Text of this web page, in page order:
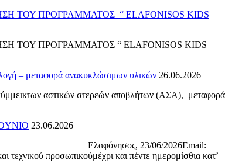
ΤΟΥ ΠΡΟΓΡΑΜΜΑΤΟΣ “ ELAFONISOS KIDS
ΤΟΥ ΠΡΟΓΡΑΜΜΑΤΟΣ “ ELAFONISOS KIDS
– μεταφορά ανακυκλώσιμων υλικών 26.06.2026
αστικών στερεών αποβλήτων (ΑΣΑ), μεταφορά
23.06.2026
Ελαφόνησος, 23/06/2026Email:
και πέντε ημερομίσθια κατ’